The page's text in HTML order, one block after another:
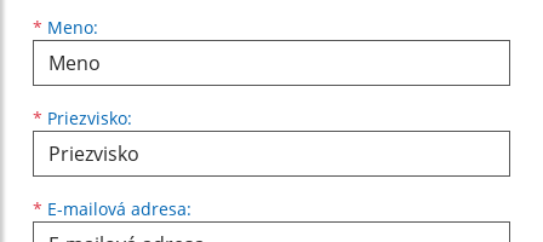
* Meno:
Meno
* Priezvisko:
Priezvisko
* E-mailová adresa:
E-mailová adresa